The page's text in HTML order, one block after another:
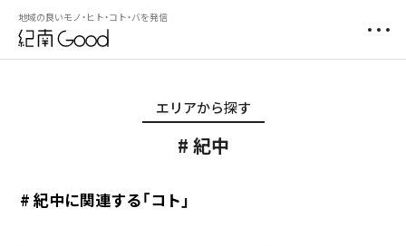
地域の良いモノ・ヒト・コト・バを発信
エリアから探す
紀中
# 紀中に関連する「コト」